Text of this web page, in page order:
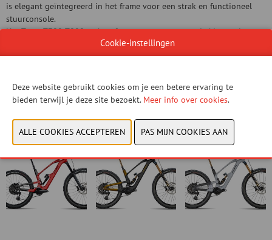
is elegant geïntegreerd in het frame voor een strak en functioneel
stuurconsole.
Het Toray T700-T800 carbon frame, met geavanceerde kinematica,
zorgt voor wendbaarheid en responsiviteit terwijl het de prestaties
van de motor optimaliseert. Met 180 mm veerweg, aanpasbaar tot
worden afgestemd op de rijstijl van de gebruiker. De Hekton 180
wordt geleverd met een Mullet-configuratie, maar kan ook 29” wielen
Cookie-instellingen
Deze website gebruikt cookies om je een betere ervaring te
bieden terwijl je deze site bezoekt. Meer info over cookies.